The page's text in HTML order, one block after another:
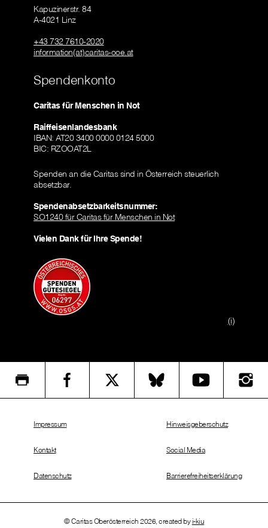
Kapuzinerstr. 84
A-4021 Linz
+43 732 7610-2020
information(at)caritas-ooe.at
Spendenkonto
Caritas für Menschen in Not
Raiffeisenlandesbank
IBAN: AT20 3400 0000 0124 5000
BIC: RZOOAT2L
Spenden an die Caritas sind in Österreich steuerlich
absetzbar.
Spendenabsetzbarkeitsnummer:
SO1240 für Caritas für Menschen in Not
Vielen Dank für Ihre Spende!
(i)
© Caritas Oberösterreich 2026, created by i-kiu
Impressum
Kontakt
Datenschutz
Hinweisgeberschutz
Social Media
Barrierefreiheitserklärung